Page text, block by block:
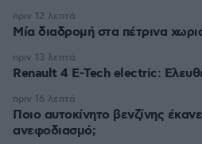
Μία διαδρομή στα πέτρινα
πριν 12 λεπτά
Renault 4 E-Tech electric:
πριν 13 λεπτά
Ποιο αυτοκίνητο βενζίνης
ανεφοδιασμό;
πριν 16 λεπτά